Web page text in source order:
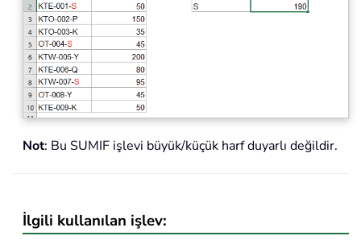
Not: Bu SUMIF işlevi büyük/küçük harf duyarlı değildir.
İlgili kullanılan işlev: